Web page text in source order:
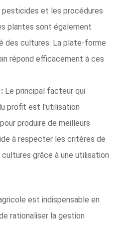
et les procédures
plantes sont également
des cultures. La plate-forme
répond efficacement à ces
Le principal facteur qui
profit est l'utilisation
produire de meilleurs
à respecter les critères de
grâce à une utilisation
est indispensable en
rationaliser la gestion